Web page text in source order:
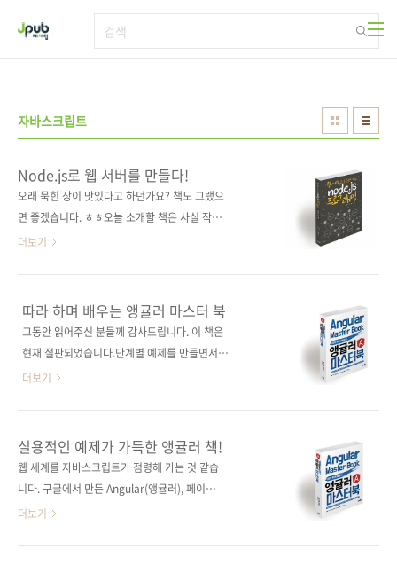
자바스크립트
Node.js로 웹 서버를 만들다!
오래 묵힌 장이 맛있다고 하던가요? 책도 그랬으
면 좋겠습니다. ㅎㅎ오늘 소개할 책은 사실 작년
초에는 출간이 되었어야 했는데, 여러 사정으로
저자의 내공까지 책에 잘 담았으니 오래 묵힌 장
과 빗대어도 괜찮겠죠? ^^; 온라인상에서
Harrison Jung으로 더 많이 알려진 정민석 저
Node.js로 비트코인 거래소까지 제작하기도 했
습니다. 최근에는 Node.js로 챗봇 제작에 전념
한 페이스북 챗봇 제작 방법도 책에 실어주셨습
니다. [웹 서비스를 만들며 배우는 node.js 프로
그래밍]은 Node.js를 이용한 ..
더보기
따라 하며 배우는 앵귤러 마스터 북
그동안 읽어주신 분들께 감사드립니다. 이 책은
현재 절판되었습니다.단계별 예제를 만들면서
배우는, 앵귤러 마스터를 위한 완벽 가이드!실용
Complete Guide on Angular 5(원서 ISBN:
9781546376231) 저자명 네이트 머레이, 필리
피 커리, 아리 러너, 칼로스 타보다역자명 배장열
배판변형(188*245*30)제 본 무선(soft cover)
정 가 34,000원ISBN 979-11-88621-01-9
더보기
실용적인 예제가 가득한 앵귤러 책!
웹 세계를 자바스크립트가 점령해 가는 것 같습
니다. 구글에서 만든 Angular(앵귤러), 페이스북
에서 만든 React(리액트), 그리고 마이크로스포
더보기